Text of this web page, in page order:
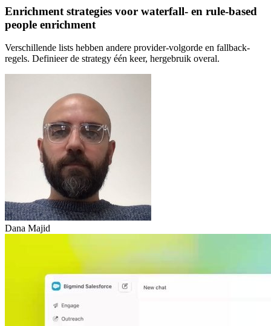
Enrichment strategies voor waterfall- en rule-based
people enrichment
Verschillende lists hebben andere provider-volgorde en fallback-
regels. Definieer de strategy één keer, hergebruik overal.
Dana Majid